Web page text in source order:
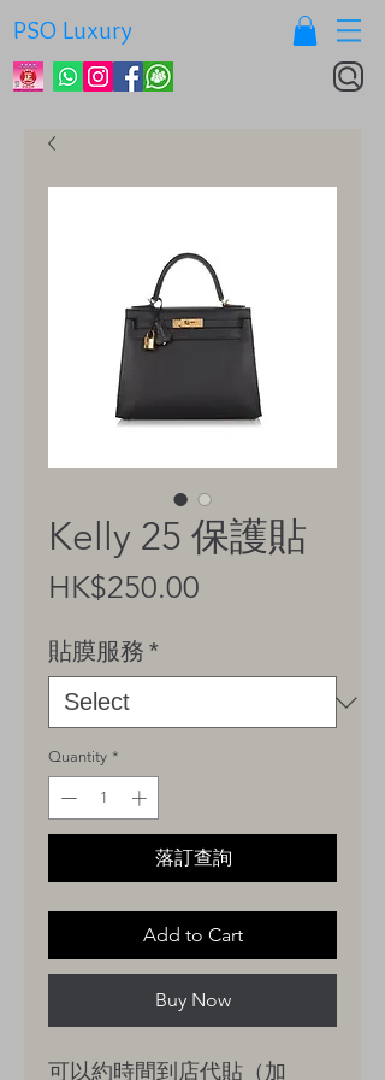
PSO Luxury
Kelly 25 保護貼
HK$250.00
貼膜服務 *
Quantity *
落訂查詢
Add to Cart
Buy Now
可以約時間到店代貼（加